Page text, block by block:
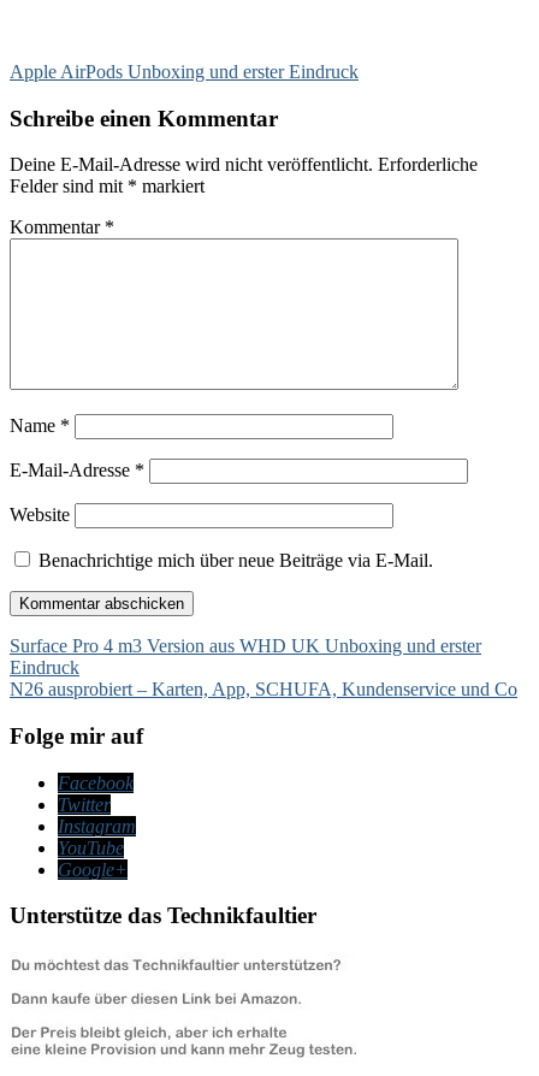
Apple AirPods Unboxing und erster Eindruck
Schreibe einen Kommentar
Deine E-Mail-Adresse wird nicht veröffentlicht. Erforderliche
Felder sind mit * markiert
Kommentar *
Name *
E-Mail-Adresse *
Website
Benachrichtige mich über neue Beiträge via E-Mail.
Beitragsnavigation
Surface Pro 4 m3 Version aus WHD UK Unboxing und erster
Eindruck
N26 ausprobiert – Karten, App, SCHUFA, Kundenservice und Co
Folge mir auf
Facebook
Twitter
Instagram
YouTube
Google+
Unterstütze das Technikfaultier